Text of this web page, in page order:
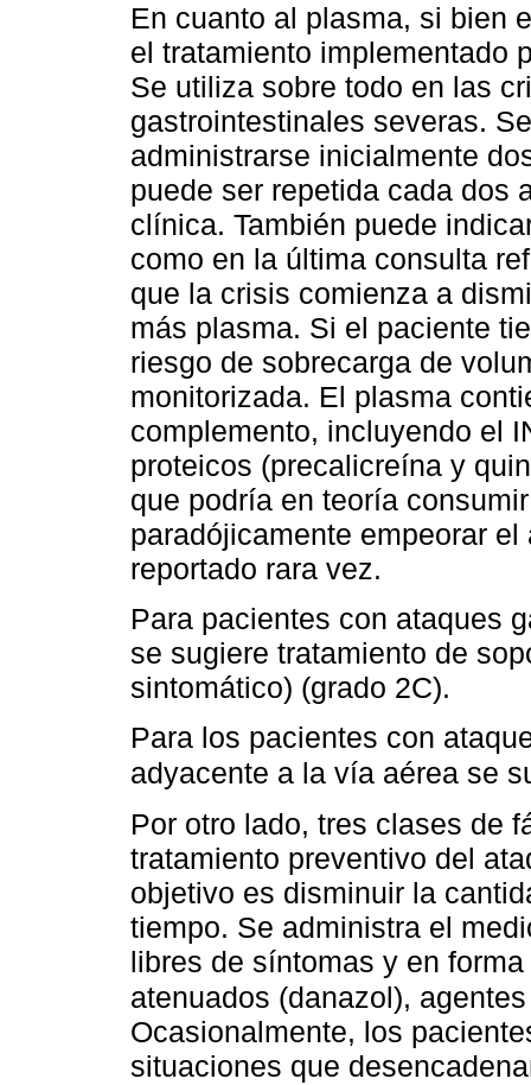
En cuanto al plasma, si bien
el tratamiento implementado
Se utiliza sobre todo en las
gastrointestinales severas.
administrarse inicialmente
puede ser repetida cada dos
clínica. También puede
como en la última consulta
que la crisis comienza a
más plasma. Si el paciente
riesgo de sobrecarga de
monitorizada. El plasma
complemento, incluyendo el
proteicos (precalicreína y
que podría en teoría
paradójicamente empeorar
reportado rara vez.
Para pacientes con ataques
se sugiere tratamiento de
sintomático) (grado 2C).
Para los pacientes con
adyacente a la vía aérea se
Por otro lado, tres clases de
tratamiento preventivo del
objetivo es disminuir la
tiempo. Se administra el
libres de síntomas y en
atenuados (danazol),
Ocasionalmente, los
situaciones que